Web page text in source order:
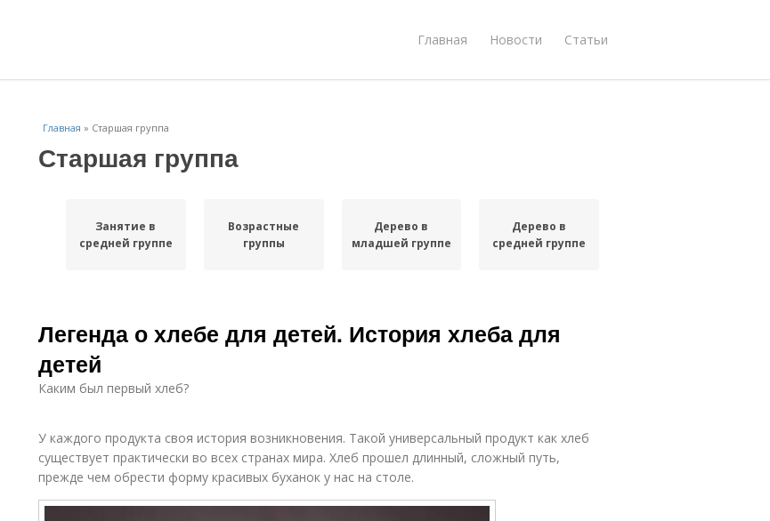
Главная Новости Статьи
Главная » Старшая группа
Старшая группа
Занятие в
средней группе
Возрастные
группы
Дерево в
младшей группе
Дерево в
средней группе
Легенда о хлебе для детей. История хлеба для
детей
Каким был первый хлеб?
У каждого продукта своя история возникновения. Такой универсальный продукт как хлеб
существует практически во всех странах мира. Хлеб прошел длинный, сложный путь,
прежде чем обрести форму красивых буханок у нас на столе.